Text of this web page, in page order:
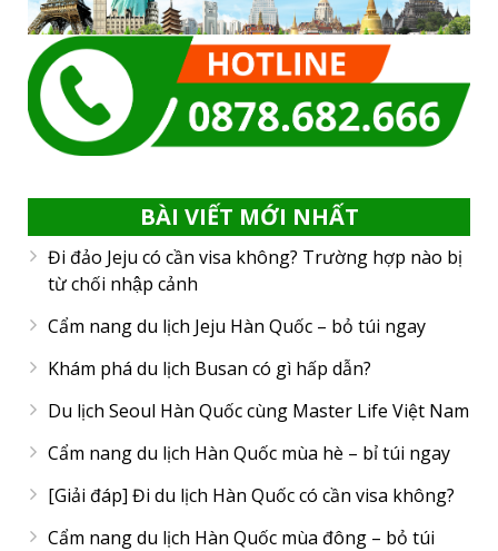
BÀI VIẾT MỚI NHẤT
Đi đảo Jeju có cần visa không? Trường hợp nào bị
từ chối nhập cảnh
Cẩm nang du lịch Jeju Hàn Quốc – bỏ túi ngay
Khám phá du lịch Busan có gì hấp dẫn?
Du lịch Seoul Hàn Quốc cùng Master Life Việt Nam
Cẩm nang du lịch Hàn Quốc mùa hè – bỉ túi ngay
[Giải đáp] Đi du lịch Hàn Quốc có cần visa không?
Cẩm nang du lịch Hàn Quốc mùa đông – bỏ túi